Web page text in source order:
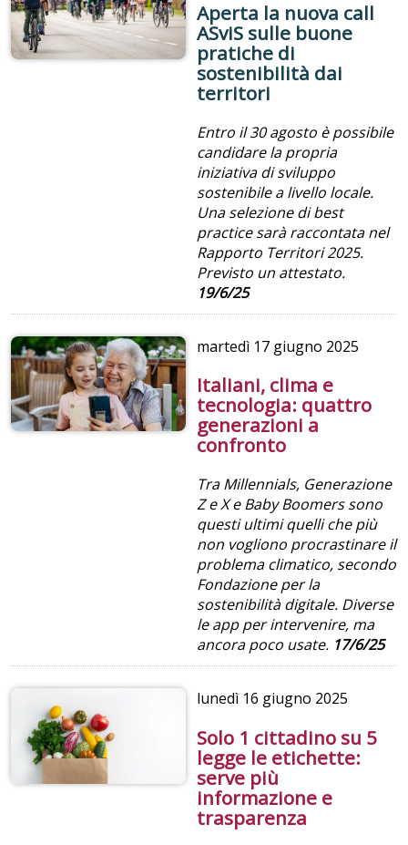
Aperta la nuova call
ASviS sulle buone
pratiche di
sostenibilità dai
territori
Entro il 30 agosto è possibile
candidare la propria
iniziativa di sviluppo
sostenibile a livello locale.
Una selezione di best
practice sarà raccontata nel
Rapporto Territori 2025.
Previsto un attestato.
19/6/25
martedì 17 giugno 2025
Italiani, clima e
tecnologia: quattro
generazioni a
confronto
Tra Millennials, Generazione
Z e X e Baby Boomers sono
questi ultimi quelli che più
non vogliono procrastinare il
problema climatico, secondo
Fondazione per la
sostenibilità digitale. Diverse
le app per intervenire, ma
ancora poco usate. 17/6/25
lunedì 16 giugno 2025
Solo 1 cittadino su 5
legge le etichette:
serve più
informazione e
trasparenza